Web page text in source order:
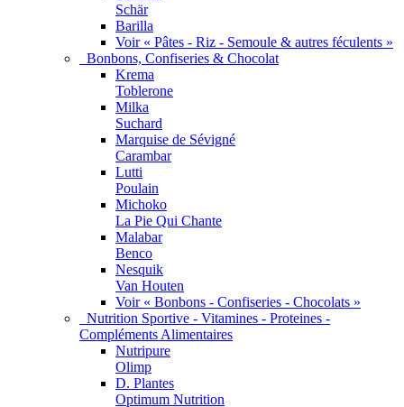
Schär
Barilla
Voir « Pâtes - Riz - Semoule & autres féculents »
Bonbons, Confiseries & Chocolat
Krema
Toblerone
Milka
Suchard
Marquise de Sévigné
Carambar
Lutti
Poulain
Michoko
La Pie Qui Chante
Malabar
Benco
Nesquik
Van Houten
Voir « Bonbons - Confiseries - Chocolats »
Nutrition Sportive - Vitamines - Proteines -
Compléments Alimentaires
Nutripure
Olimp
D. Plantes
Optimum Nutrition